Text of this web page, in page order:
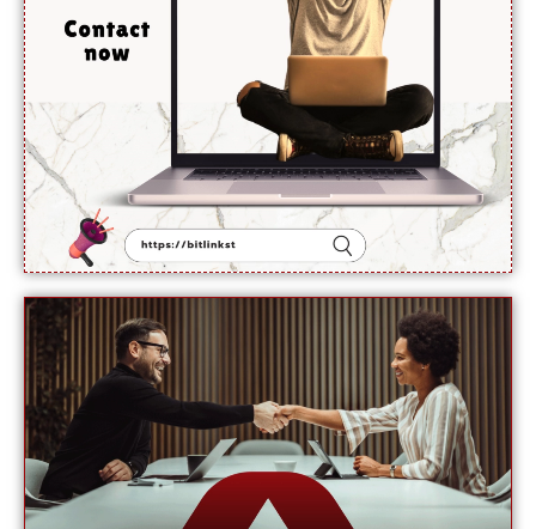
ترجمان یو
این